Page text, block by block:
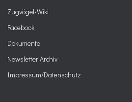
Zugvögel-Wiki
Facebook
Dokumente
Newsletter Archiv
Impressum/Datenschutz